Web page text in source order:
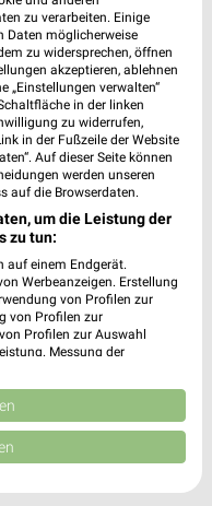
Prospekte
| Geöffnet
Prospekte
Prospekte
zu verarbeiten. Einige
Daten möglicherweise
zu widersprechen, öffnen
akzeptieren, ablehnen
„Einstellungen verwalten“
in der linken
zu widerrufen,
in der Fußzeile der Website
Auf dieser Seite können
werden unseren
auf die Browserdaten.
um die Leistung der
zu tun:
auf einem Endgerät.
Werbeanzeigen. Erstellung
von Profilen zur
von Profilen zur
Profilen zur Auswahl
Messung der
Quellen. Entwicklung und
Daten zur Auswahl
weitergegeben und in die